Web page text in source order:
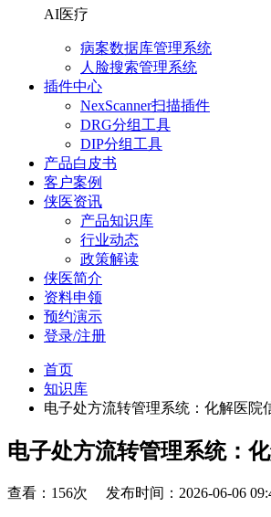
AI医疗
病案数据库管理系统
人脸搜索管理系统
插件中心
NexScanner扫描插件
DRG分组工具
DIP分组工具
产品白皮书
客户案例
侠医资讯
产品知识库
行业动态
政策解读
侠医简介
资料申领
预约演示
登录/注册
首页
知识库
电子处方流转管理系统：化解医院
电子处方流转管理系统：
查看：156次 发布时间：2026-06-06